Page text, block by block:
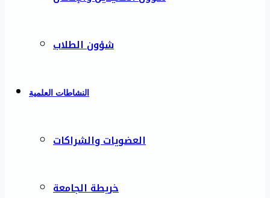
شؤون الطلاب
النشاطات العلمية
العضويات والشراكات
خريطة الجامعة